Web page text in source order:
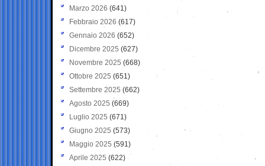
Marzo 2026 (641)
Febbraio 2026 (617)
Gennaio 2026 (652)
Dicembre 2025 (627)
Novembre 2025 (668)
Ottobre 2025 (651)
Settembre 2025 (662)
Agosto 2025 (669)
Luglio 2025 (671)
Giugno 2025 (573)
Maggio 2025 (591)
Aprile 2025 (622)